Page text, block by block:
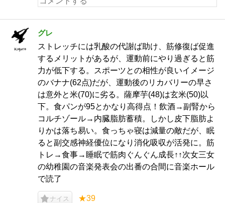
グレ
ストレッチには乳酸の代謝ば助け、筋修復ば促進
するメリットがあるが、運動前にやり過ぎると筋
力が低下する。スポーツとの相性が良いイメージ
のバナナ(62点)だが、運動後のリカバリーの早さ
は意外と米(70)に劣る。薩摩芋(48)は玄米(50)以
下。食パンが95とかなり高得点！飲酒→副腎から
コルチゾール→内臓脂肪蓄積。しかし皮下脂肪よ
りかは落ち易い。食っちゃ寝は減量の敵だが、眠
ると副交感神経優位になり消化吸収が活発に。筋
トレ→食事→睡眠で筋肉ぐんぐん成長↑↑次女三女
の幼稚園の音楽発表会の出番の合間に音楽ホール
で読了
ナイス ★39